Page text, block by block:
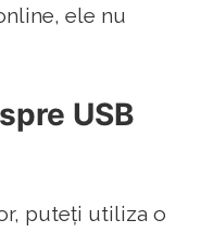
ele nu
USB
puteți utiliza o